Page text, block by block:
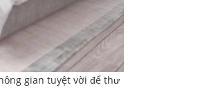
gian tuyệt vời để thư